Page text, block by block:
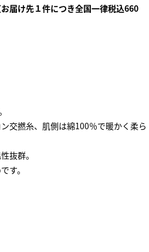
届け先１件につき全国一律税込660
交撚糸、肌側は綿100％で暖かく柔ら
抜群。
す。